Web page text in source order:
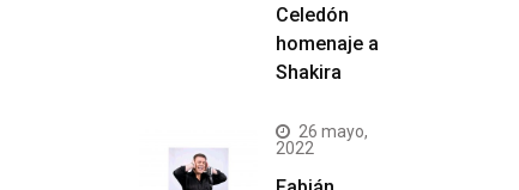
Celedón
homenaje a
Shakira
26 mayo,
2022